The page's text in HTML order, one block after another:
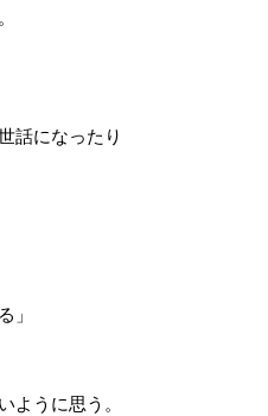
話になったり
」
ように思う。